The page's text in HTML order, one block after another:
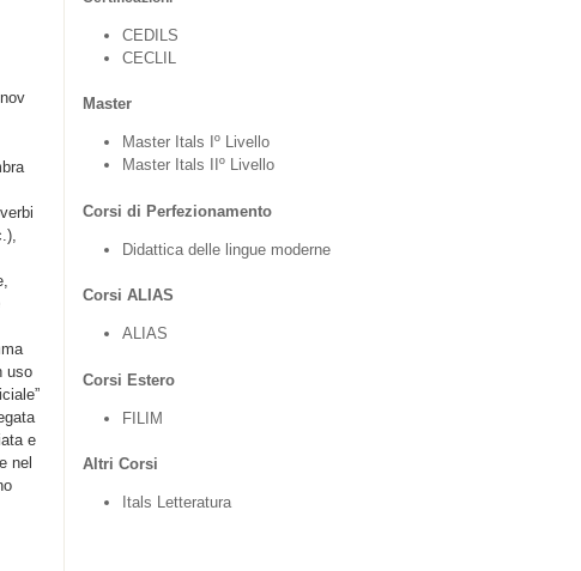
uso
e
nel
CEDILS
CECLIL
Master
Master Itals Iº Livello
Master Itals IIº Livello
Corsi di Perfezionamento
Didattica delle lingue moderne
Corsi ALIAS
ALIAS
Corsi Estero
FILIM
Altri Corsi
Itals Letteratura